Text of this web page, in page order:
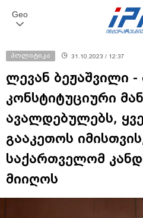
Geo
პოლიტიკა 31.10.2023 / 12:37
ლევან ბეჟაშვილი -
კონსტიტუციური
ავალდებულებს,
გააკეთოს
საქართველომ
მიიღოს